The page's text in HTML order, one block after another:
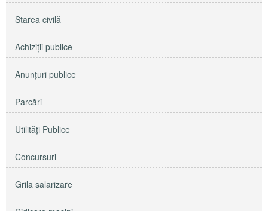
Starea civilă
Achiziţii publice
Anunţuri publice
Parcări
Utilităţi Publice
Concursuri
Grila salarizare